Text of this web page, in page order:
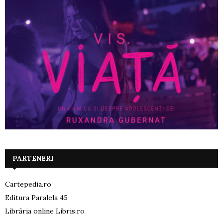
PARTENERI
Cartepedia.ro
Editura Paralela 45
Librăria online Libris.ro